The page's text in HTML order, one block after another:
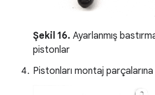
Şekil 16. Ayarlanmış
pistonlar
Pistonları montaj parçalarına